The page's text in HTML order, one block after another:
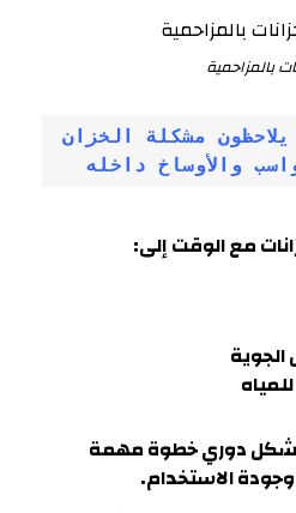
بالمزاحمية
والأوساخ داخله
مع الوقت إلى:
الجوية
بشكل دوري خطوة مهمة
الاستخدام.